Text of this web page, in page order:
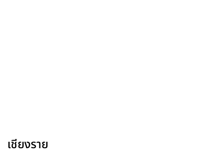
เชียงราย